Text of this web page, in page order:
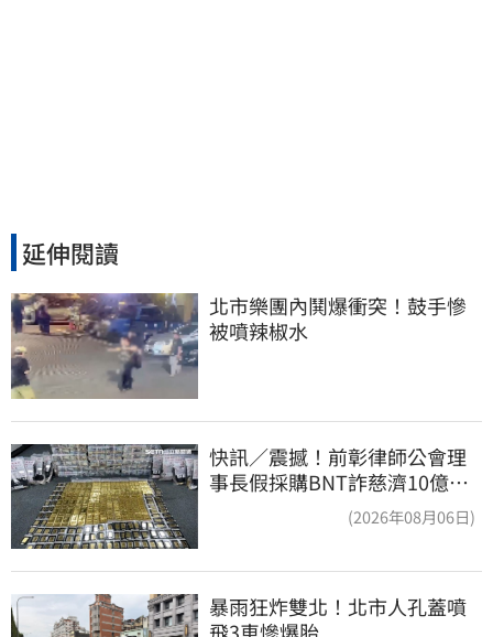
延伸閱讀
北市樂團內鬨爆衝突！鼓手慘
被噴辣椒水
快訊／震撼！前彰律師公會理
事長假採購BNT詐慈濟10億、
洗錢囤232kg黃金(2026年08月06日)
暴雨狂炸雙北！北市人孔蓋噴